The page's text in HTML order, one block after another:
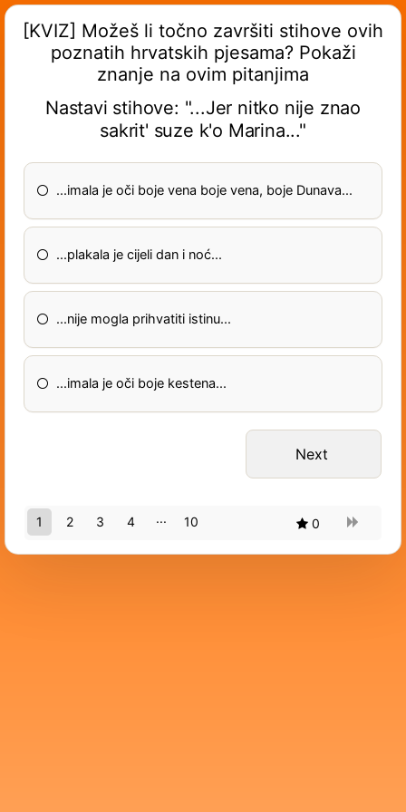
[KVIZ] Možeš li točno završiti stihove ovih
poznatih hrvatskih pjesama? Pokaži
znanje na ovim pitanjima
Nastavi stihove: "...Jer nitko nije znao
sakrit' suze k'o Marina..."
...imala je oči boje vena boje vena, boje Dunava...
...plakala je cijeli dan i noć...
...nije mogla prihvatiti istinu...
...imala je oči boje kestena...
1 2 3
4
10 0